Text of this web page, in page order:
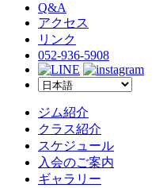
Q&A
アクセス
リンク
052-936-5908
ジム紹介
クラス紹介
スケジュール
入会のご案内
ギャラリー